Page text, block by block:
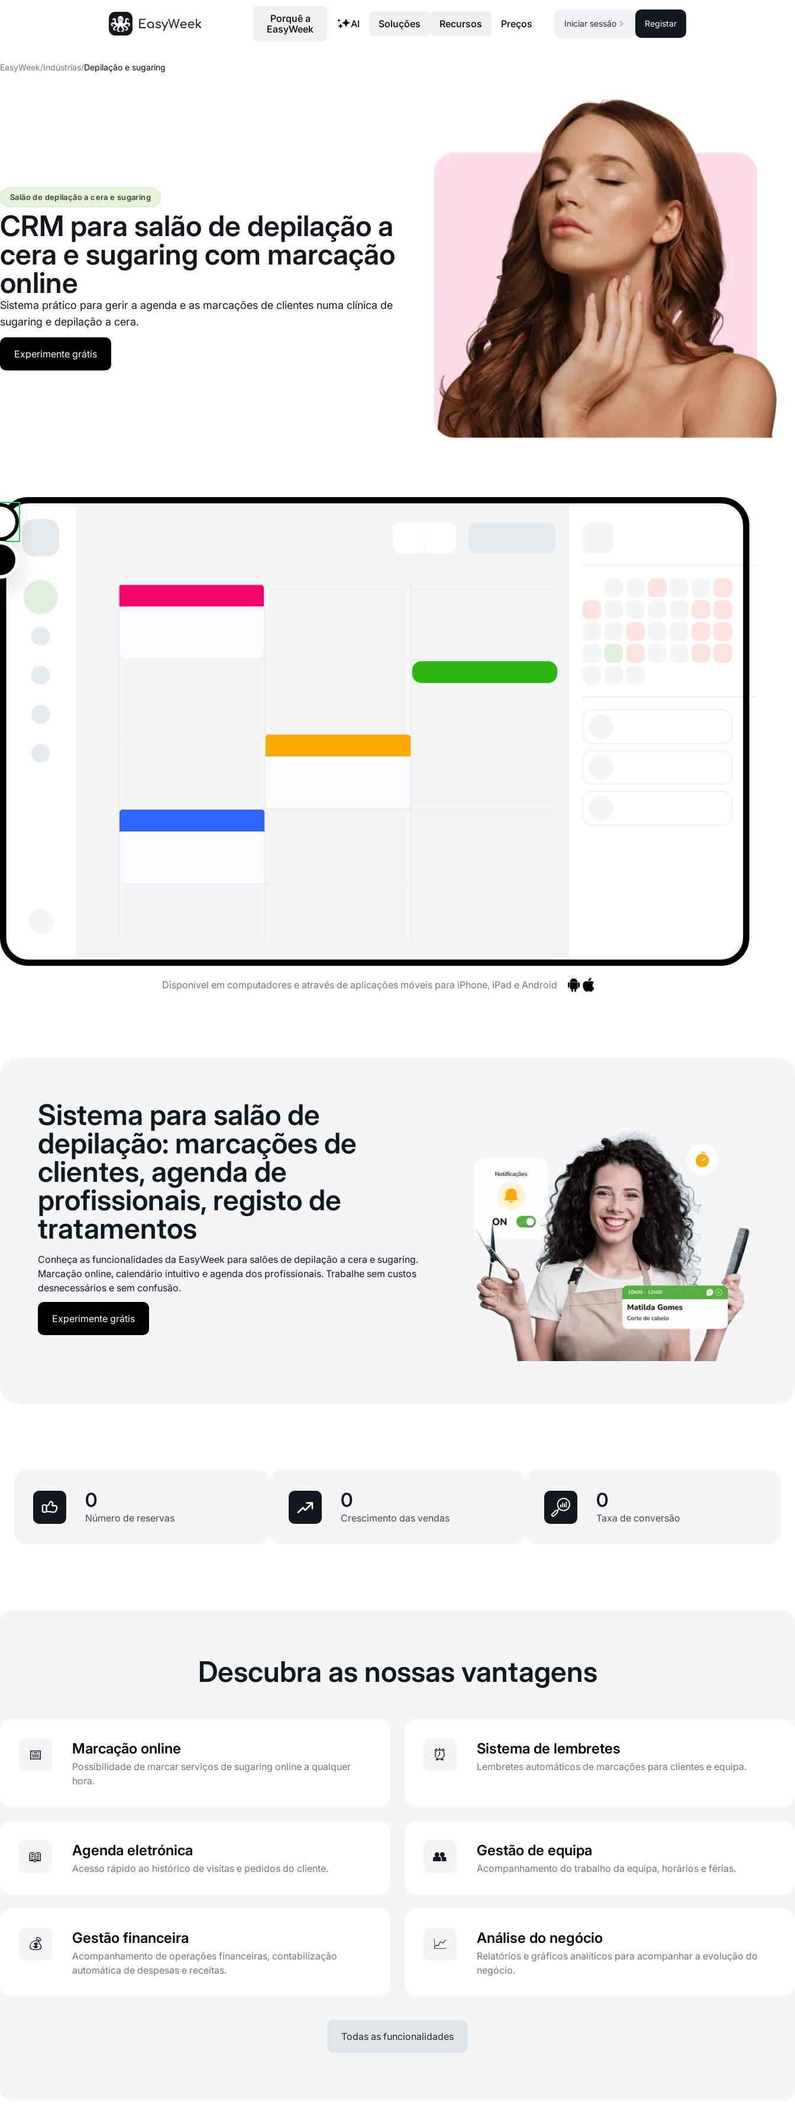
EasyWeek/Indústrias/Depilação e sugaring
CRM para salão de depilação a
cera e sugaring com marcação
online
Sistema prático para gerir a agenda e as marcações de clientes numa clínica de
sugaring e depilação a cera.
Salão de depilação a cera e sugaring
Experimente grátis
Disponível em computadores e através de aplicações móveis para iPhone, iPad e Android
Sistema para salão de
depilação: marcações de
clientes, agenda de
profissionais, registo de
tratamentos
Conheça as funcionalidades da EasyWeek para salões de depilação a cera e sugaring.
Marcação online, calendário intuitivo e agenda dos profissionais. Trabalhe sem custos
desnecessários e sem confusão.
Experimente grátis
0
Número de reservas
0
Crescimento das vendas
0
Taxa de conversão
Descubra as nossas vantagens
📅 Marcação online
Possibilidade de marcar serviços de sugaring online a qualquer
hora.
⏰ Sistema de lembretes
Lembretes automáticos de marcações para clientes e equipa.
📖 Agenda eletrónica
Acesso rápido ao histórico de visitas e pedidos do cliente.
👥 Gestão de equipa
Acompanhamento do trabalho da equipa, horários e férias.
💰 Gestão financeira
Acompanhamento de operações financeiras, contabilização
automática de despesas e receitas.
📈 Análise do negócio
Relatórios e gráficos analíticos para acompanhar a evolução do
negócio.
Todas as funcionalidades
Porquê a
EasyWeek
AI Soluções Recursos Preços Iniciar sessão Registar